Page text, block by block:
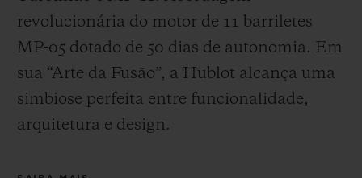
revolucionária do motor de 11 barriletes
MP-05 dotado de 50 dias de autonomia. Em
sua “Arte da Fusão”, a Hublot alcança uma
simbiose perfeita entre funcionalidade,
arquitetura e design.